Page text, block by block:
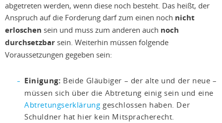
abgetreten werden, wenn diese noch besteht. Das heißt, der
Anspruch auf die Forderung darf zum einen noch nicht
erloschen sein und muss zum anderen auch noch
durchsetzbar sein. Weiterhin müssen folgende
Voraussetzungen gegeben sein:
Einigung: Beide Gläubiger – der alte und der neue –
müssen sich über die Abtretung einig sein und eine
Abtretungserklärung geschlossen haben. Der
Schuldner hat hier kein Mitspracherecht.